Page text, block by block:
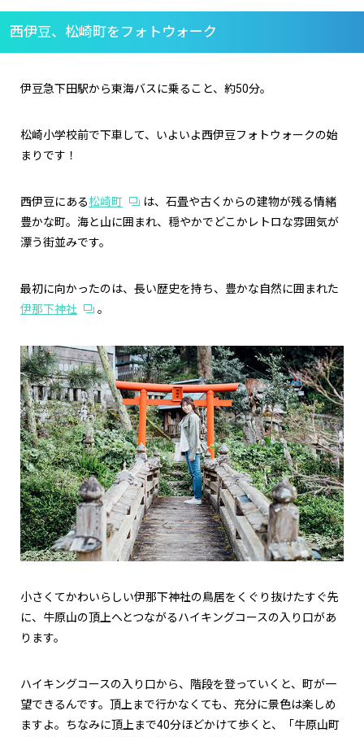
西伊豆、松崎町をフォトウォーク
伊豆急下田駅から東海バスに乗ること、約50分。
松崎小学校前で下車して、いよいよ西伊豆フォトウォークの始
まりです！
西伊豆にある松崎町
は、石畳や古くからの建物が残る情緒
豊かな町。海と山に囲まれ、穏やかでどこかレトロな雰囲気が
漂う街並みです。
最初に向かったのは、長い歴史を持ち、豊かな自然に囲まれた
伊那下神社
。
小さくてかわいらしい伊那下神社の鳥居をくぐり抜けたすぐ先
に、牛原山の頂上へとつながるハイキングコースの入り口があ
ります。
ハイキングコースの入り口から、階段を登っていくと、町が一
望できるんです。頂上まで行かなくても、充分に景色は楽しめ
ますよ。ちなみに頂上まで40分ほどかけて歩くと、「牛原山町